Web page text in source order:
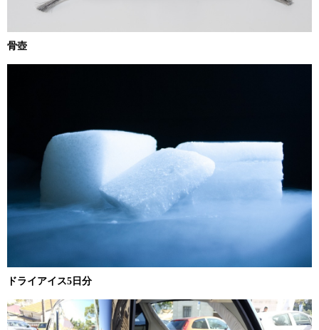
骨壺
ドライアイス5日分